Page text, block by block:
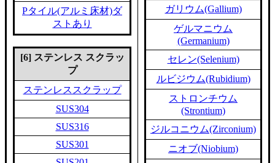
Pタイル(アルミ床材)ダ
ストあり
[6] ステンレス スクラッ
プ
ステンレススクラップ
SUS304
SUS316
SUS301
ガリウム(Gallium)
ゲルマニウム
(Germanium)
セレン(Selenium)
ルビジウム(Rubidium)
ストロンチウム
(Strontium)
ジルコニウム(Zirconium)
ニオブ(Niobium)